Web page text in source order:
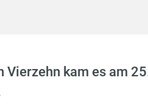
kam es am